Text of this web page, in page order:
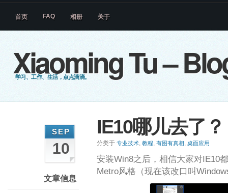
Xiaoming Tu –
学习、工作、生活，点点滴滴。
首页 FAQ 相册 关于
IE10哪儿去了？
分类于 专业技术, 教程, 有图有真相, 桌面应用
安装Win8之后，相信大家对IE10
Metro风格（现在该改口叫
SEP
10
文章信息